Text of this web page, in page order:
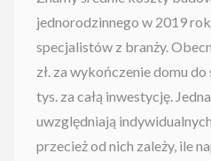
jednorodzinnego w 2019
specjalistów z branży.
zł. za wykończenie domu
tys. za całą inwestycję.
uwzględniają
przecież od nich zależy, ile